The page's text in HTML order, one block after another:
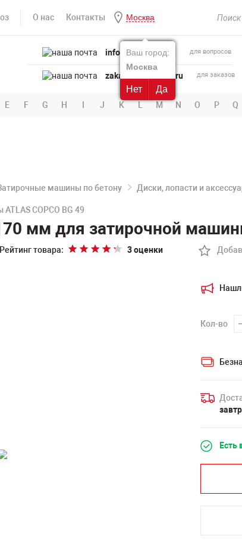
О нас Контакты Москва
Ваш город:
Москва
Нет Да
info@powertool.ru для вопросов
zakaz@powertool.ru для заказов
E F G H I J K L M N O P Q
машины по бетону Диски, лопасти и
COPCO BG 49
мм для затирочной
Рейтинг товара: 3 оценки
Кол-во
Есть